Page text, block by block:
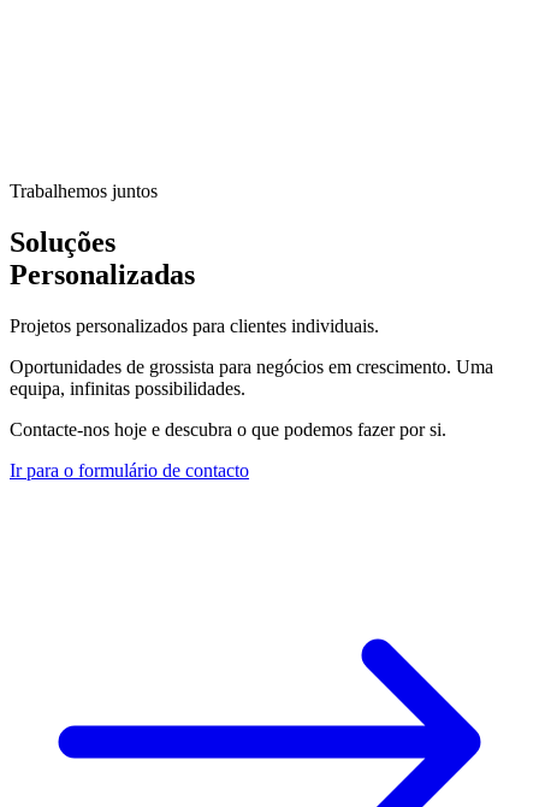
Trabalhemos juntos
Soluções
Personalizadas
Projetos personalizados para clientes individuais.
Oportunidades de grossista para negócios em crescimento. Uma
equipa, infinitas possibilidades.
Contacte-nos hoje e descubra o que podemos fazer por si.
Ir para o formulário de contacto